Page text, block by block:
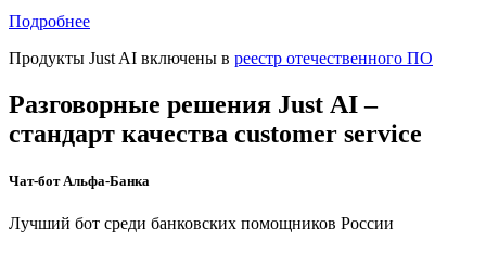
Подробнее
Продукты Just AI включены в реестр отечественного ПО
Разговорные решения Just AI –
стандарт качества customer service
Чат-бот Альфа-Банка
Лучший бот среди банковских помощников России